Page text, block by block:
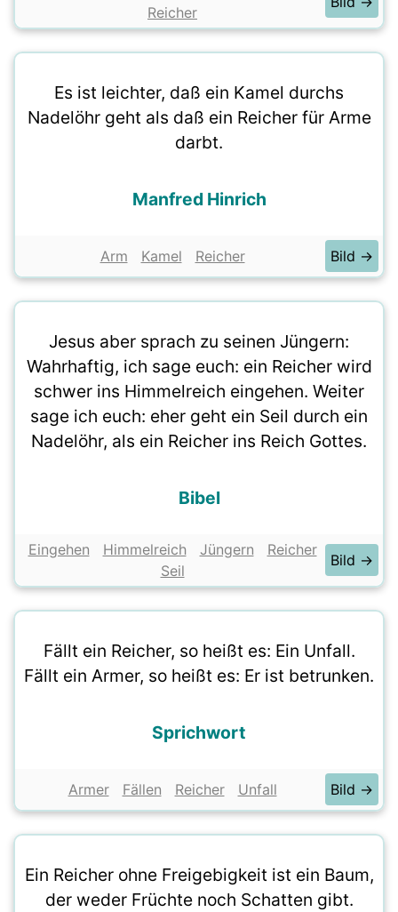
Reicher
Es ist leichter, daß ein Kamel durchs
Nadelöhr geht als daß ein Reicher für Arme
darbt.
Manfred Hinrich
Arm Kamel Reicher Bild →
Jesus aber sprach zu seinen Jüngern:
Wahrhaftig, ich sage euch: ein Reicher wird
schwer ins Himmelreich eingehen. Weiter
sage ich euch: eher geht ein Seil durch ein
Nadelöhr, als ein Reicher ins Reich Gottes.
Bibel
Eingehen Himmelreich Jüngern
Reicher
Seil
Bild →
Fällt ein Reicher, so heißt es: Ein Unfall.
Fällt ein Armer, so heißt es: Er ist betrunken.
Sprichwort
Armer Fällen Reicher Unfall Bild →
Ein Reicher ohne Freigebigkeit ist ein Baum,
der weder Früchte noch Schatten gibt.